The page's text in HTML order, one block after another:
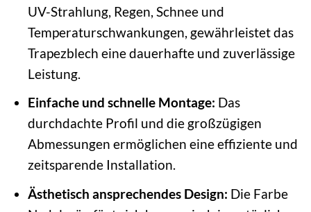
UV-Strahlung, Regen, Schnee und
Temperaturschwankungen, gewährleistet das
Trapezblech eine dauerhafte und zuverlässige
Leistung.
Einfache und schnelle Montage: Das
durchdachte Profil und die großzügigen
Abmessungen ermöglichen eine effiziente und
zeitsparende Installation.
Ästhetisch ansprechendes Design: Die Farbe